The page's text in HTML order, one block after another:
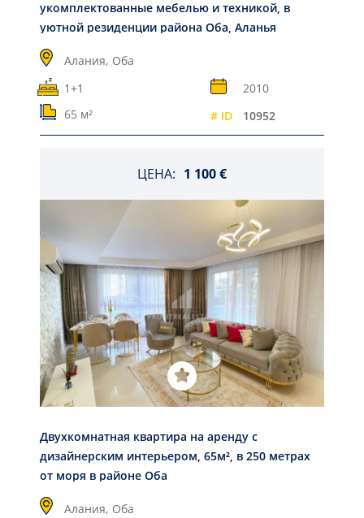
укомплектованные мебелью и техникой, в
уютной резиденции района Оба, Аланья
Алания, Оба
1+1
2010
65 м²
# ID 10952
ЦЕНА: 1 100 €
Двухкомнатная квартира на аренду с
дизайнерским интерьером, 65м², в 250 метрах
от моря в районе Оба
Алания, Оба